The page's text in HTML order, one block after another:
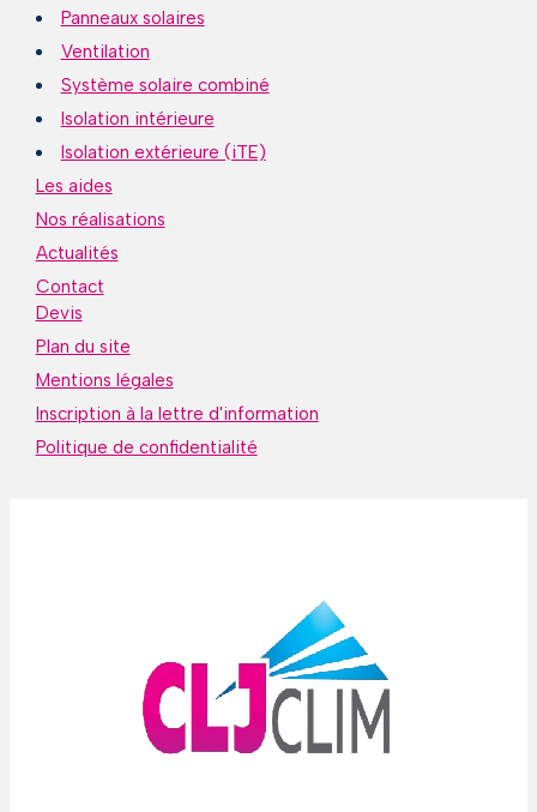
Panneaux solaires
Ventilation
Système solaire combiné
Isolation intérieure
Isolation extérieure (iTE)
Les aides
Nos réalisations
Actualités
Contact
Devis
Plan du site
Mentions légales
Inscription à la lettre d'information
Politique de confidentialité